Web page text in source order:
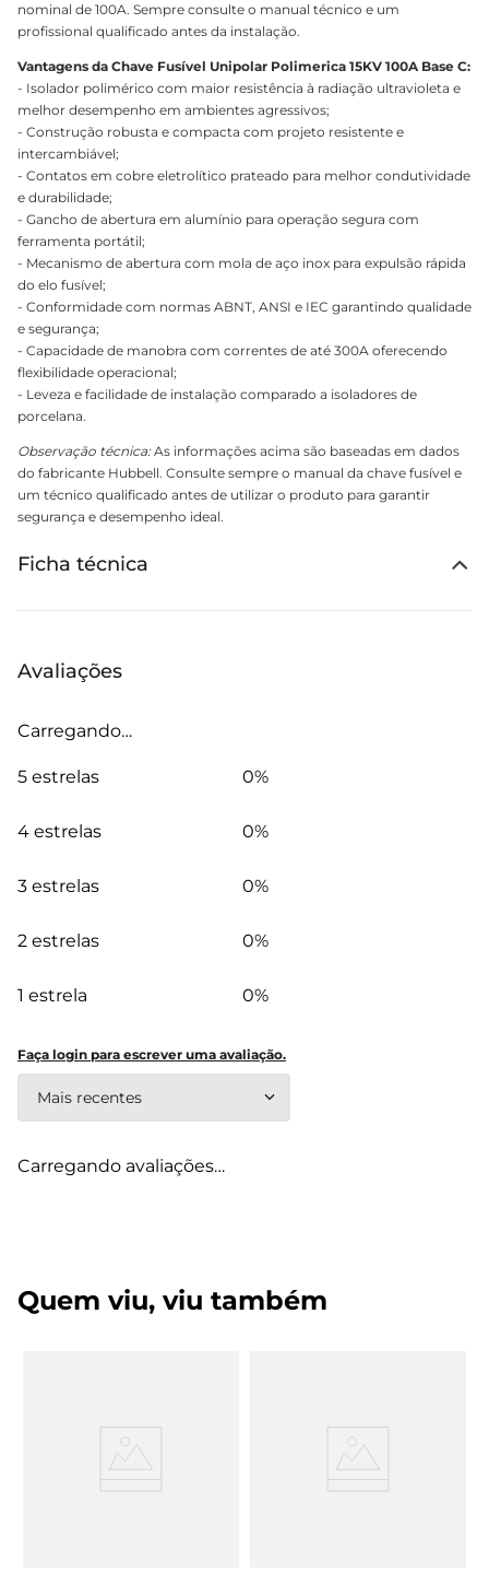
nominal de 100A. Sempre consulte o manual técnico e um
profissional qualificado antes da instalação.
Vantagens da Chave Fusível Unipolar Polimerica 15KV 100A Base C:
- Isolador polimérico com maior resistência à radiação ultravioleta e
melhor desempenho em ambientes agressivos;
- Construção robusta e compacta com projeto resistente e
intercambiável;
- Contatos em cobre eletrolítico prateado para melhor condutividade
e durabilidade;
- Gancho de abertura em alumínio para operação segura com
ferramenta portátil;
- Mecanismo de abertura com mola de aço inox para expulsão rápida
do elo fusível;
- Conformidade com normas ABNT, ANSI e IEC garantindo qualidade
e segurança;
- Capacidade de manobra com correntes de até 300A oferecendo
flexibilidade operacional;
- Leveza e facilidade de instalação comparado a isoladores de
porcelana.
Observação técnica:As informações acima são baseadas em dados
do fabricante Hubbell. Consulte sempre o manual da chave fusível e
um técnico qualificado antes de utilizar o produto para garantir
segurança e desempenho ideal.
Ficha técnica
Avaliações
Carregando…
5 estrelas 0%
4 estrelas 0%
3 estrelas 0%
2 estrelas 0%
1 estrela 0%
Faça login para escrever uma avaliação.
Mais recentes
Carregando avaliações…
Quem viu, viu também